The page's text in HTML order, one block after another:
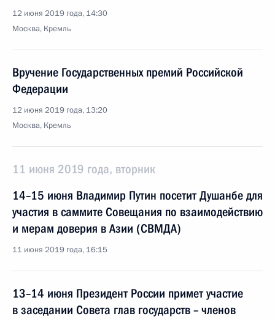
12 июня 2019 года, 14:30
Москва, Кремль
Вручение Государственных премий Российской
Федерации
12 июня 2019 года, 13:20
Москва, Кремль
11 июня 2019 года, вторник
14–15 июня Владимир Путин посетит Душанбе для
участия в саммите Совещания по взаимодействию
и мерам доверия в Азии (СВМДА)
11 июня 2019 года, 16:15
13–14 июня Президент России примет участие
в заседании Совета глав государств – членов